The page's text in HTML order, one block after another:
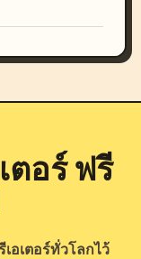
ตอร์ ฟรี
อเตอร์ทั่วโลกไว้